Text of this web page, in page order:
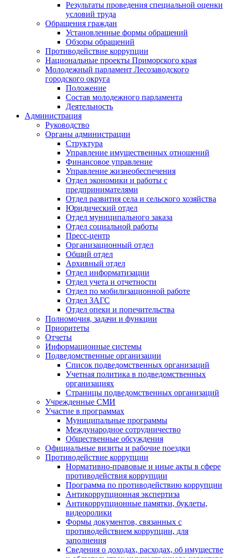
Результаты проведения специальной оценки
условий труда
Обращения граждан
Установленные формы обращений
Обзоры обращений
Противодействие коррупции
Национальные проекты Приморского края
Молодежный парламент Лесозаводского
городского округа
Положение
Состав молодежного парламента
Деятельность
Администрация
Руководство
Органы администрации
Структура
Управление имущественных отношений
Финансовое управление
Управление жизнеобеспечения
Отдел экономики и работы с
предпринимателями
Отдел развития села и сельского хозяйства
Юридический отдел
Отдел муниципального заказа
Отдел социальной работы
Пресс-центр
Организационный отдел
Общий отдел
Архивный отдел
Отдел информатизации
Отдел учета и отчетности
Отдел по мобилизационной работе
Отдел ЗАГС
Отдел опеки и попечительства
Полномочия, задачи и функции
Приоритеты
Отчеты
Информационные системы
Подведомственные организации
Список подведомственных организаций
Учетная политика в подведомственных
организациях
Страницы подведомственных организаций
Учрежденные СМИ
Участие в программах
Муниципальные программы
Международное сотрудничество
Общественные обсуждения
Официальные визиты и рабочие поездки
Противодействие коррупции
Нормативно-правовые и иные акты в сфере
противодействия коррупции
Программа по противодействию коррупции
Антикоррупционная экспертиза
Антикоррупционные памятки, буклеты,
видеоролики
Формы документов, связанных с
противодействием коррупции, для
заполнения
Сведения о доходах, расходах, об имуществе